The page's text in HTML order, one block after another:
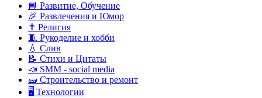
📘 Развитие, Обучение
🎉 Развлечения и Юмор
✝️ Религия
🧵 Рукоделие и хобби
💧 Слив
📝 Стихи и Цитаты
📣 SMM - social media
🧱 Строительство и ремонт
🖥️ Технологии